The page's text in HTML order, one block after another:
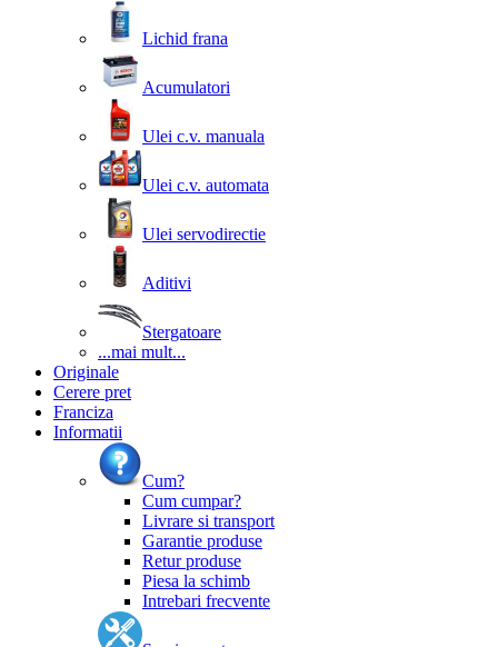
Lichid frana
Acumulatori
Ulei c.v. manuala
Ulei c.v. automata
Ulei servodirectie
Aditivi
Stergatoare
...mai mult...
Originale
Cerere pret
Franciza
Informatii
Cum?
Cum cumpar?
Livrare si transport
Garantie produse
Retur produse
Piesa la schimb
Intrebari frecvente